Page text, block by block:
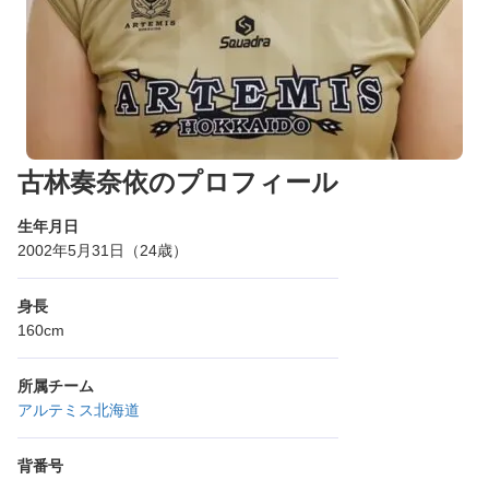
古林奏奈依のプロフィール
生年月日
2002年5月31日（24歳）
身長
160cm
所属チーム
アルテミス北海道
背番号